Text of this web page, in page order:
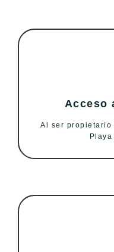
Acceso
Al ser propietario